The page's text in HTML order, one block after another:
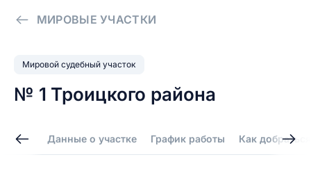
МИРОВЫЕ УЧАСТКИ
Мировой судебный участок
№ 1 Троицкого района
Данные о участке График работы Как добраться